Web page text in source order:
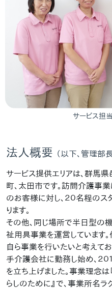
サービス担
法人概要 （以下、管理
サービス提供エリアは、群馬
町、太田市です。訪問介護事
のお客様に対し、２０名程のス
ります。
その他、同じ場所で半日型の
祉用具事業を運営しています
自ら事業を行いたいと考えて
手介護会社に勤務し始め、２
を立ち上げました。事業理念は
らしのために』で、事業所名